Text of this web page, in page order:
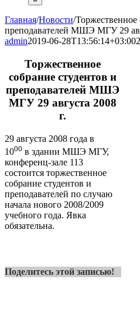
Главная/Новости/Торжественное
преподавателей МШЭ МГУ 29
admin2019-06-28T13:56:14+03:00
Торжественное
собрание студентов и
преподавателей МШЭ
МГУ 29 августа 2008
г.
29 августа 2008 года в
1000 в здании МШЭ МГУ,
конференц-зале 113
состоится торжественное
собрание студентов и
преподавателей по случаю
начала нового 2008/2009
учебного года. Явка
обязательна.
Поделитесь этой записью!